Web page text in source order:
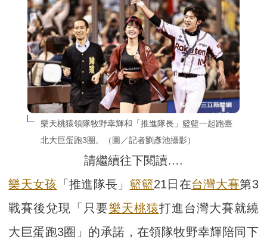
樂天桃猿領隊牧野幸輝和「推進隊長」籃籃一起跑臺
北大巨蛋跑3圈。（圖／記者劉彥池攝影）
請繼續往下閱讀….
樂天女孩 「推進隊長」 籃籃21日在台灣大賽第3
戰賽後兌現「只要樂天桃猿打進台灣大賽就繞
大巨蛋跑3圈」的承諾，在領隊牧野幸輝陪同下